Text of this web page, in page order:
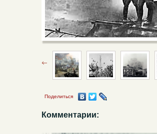
Поделиться
Комментарии: